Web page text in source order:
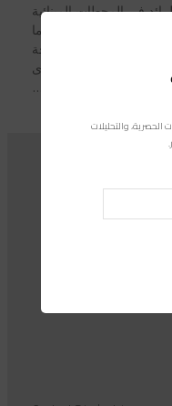
في المحطات المينائية
الأحجام والإنتاجية، مما
المركب المينائي طنجة
مضيق جبل طارق كإحدى
المنصات...
عام 2013، وهي مجموعة إعلامية متخصصة
مجلة «صناعة
المهنيين في القطاع
الحصرية، والتحليلات